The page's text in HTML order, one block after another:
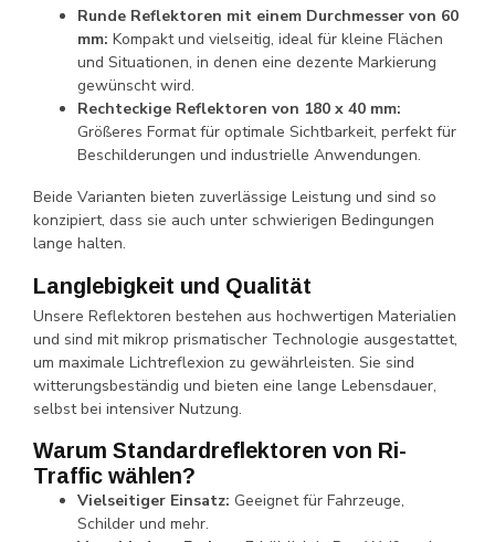
Runde Reflektoren mit einem Durchmesser von 60
mm: Kompakt und vielseitig, ideal für kleine Flächen
und Situationen, in denen eine dezente Markierung
gewünscht wird.
Rechteckige Reflektoren von 180 x 40 mm:
Größeres Format für optimale Sichtbarkeit, perfekt für
Beschilderungen und industrielle Anwendungen.
Beide Varianten bieten zuverlässige Leistung und sind so
konzipiert, dass sie auch unter schwierigen Bedingungen
lange halten.
Langlebigkeit und Qualität
Unsere Reflektoren bestehen aus hochwertigen Materialien
und sind mit mikrop prismatischer Technologie ausgestattet,
um maximale Lichtreflexion zu gewährleisten. Sie sind
witterungsbeständig und bieten eine lange Lebensdauer,
selbst bei intensiver Nutzung.
Warum Standardreflektoren von Ri-
Traffic wählen?
Vielseitiger Einsatz: Geeignet für Fahrzeuge,
Schilder und mehr.